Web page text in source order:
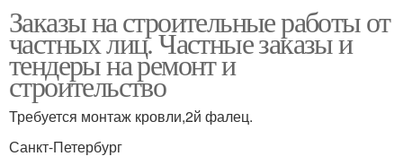
Заказы на строительные работы от
частных лиц. Частные заказы и
тендеры на ремонт и
строительство
Требуется монтаж кровли,2й фалец.
Санкт-Петербург